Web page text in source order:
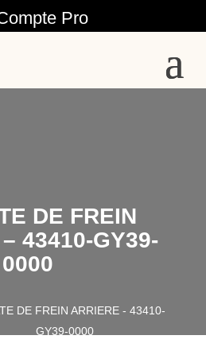
Pro
DE FREIN
43410-GY39-
0000
DE FREIN ARRIERE - 43410-
GY39-0000